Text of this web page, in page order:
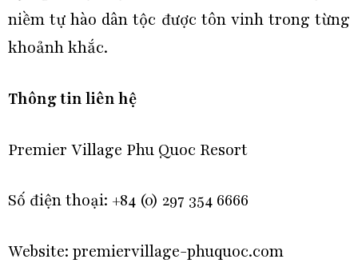
niềm tự hào dân tộc được tôn vinh trong từng
khoảnh khắc.
Thông tin liên hệ
Premier Village Phu Quoc Resort
Số điện thoại: +84 (0) 297 354 6666
Website: premiervillage-phuquoc.com